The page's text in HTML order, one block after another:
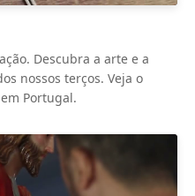
Descubra a arte e a
nossos terços. Veja o
Portugal.